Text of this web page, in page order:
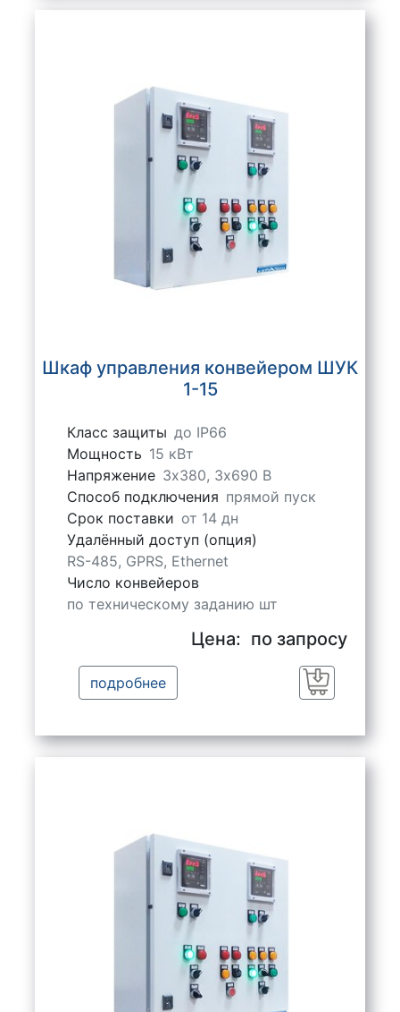
Шкаф управления конвейером ШУК
1-15
Класс защиты до IP66
Мощность 15 кВт
Напряжение 3х380, 3х690 В
Способ подключения прямой пуск
Срок поставки от 14 дн
Удалённый доступ (опция)
RS-485, GPRS, Ethernet
Число конвейеров
по техническому заданию шт
Цена: по запросу
подробнее
Заказать